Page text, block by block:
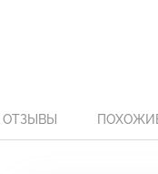
ОТЗЫВЫ